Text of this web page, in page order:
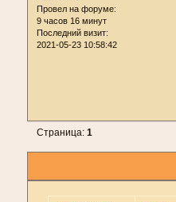
Провел на форуме:
9 часов 16 минут
Последний визит:
2021-05-23 10:58:42
Страница: 1